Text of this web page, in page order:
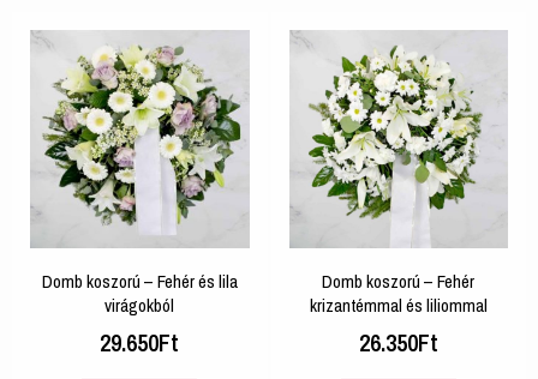
Domb koszorú – Fehér és lila
virágokból
29.650Ft
Domb koszorú – Fehér
krizantémmal és liliommal
26.350Ft